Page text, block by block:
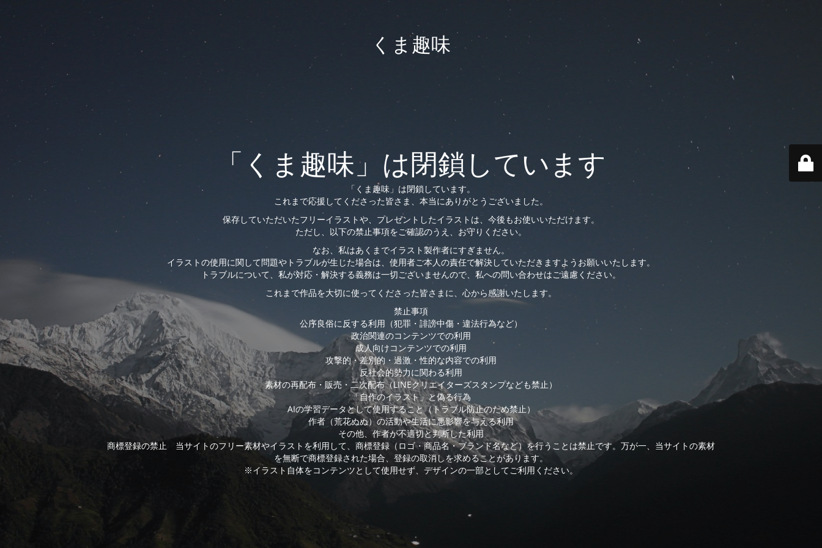
くま趣味
「くま趣味」は閉鎖しています
「くま趣味」は閉鎖しています。
これまで応援してくださった皆さま、本当にありがとうございました。
保存していただいたフリーイラストや、プレゼントしたイラストは、今後もお使いいただけます。
ただし、以下の禁止事項をご確認のうえ、お守りください。
なお、私はあくまでイラスト製作者にすぎません。
イラストの使用に関して問題やトラブルが生じた場合は、使用者ご本人の責任で解決していただきますようお願いいたします。
トラブルについて、私が対応・解決する義務は一切ございませんので、私への問い合わせはご遠慮ください。
これまで作品を大切に使ってくださった皆さまに、心から感謝いたします。
禁止事項
公序良俗に反する利用（犯罪・誹謗中傷・違法行為など）
政治関連のコンテンツでの利用
成人向けコンテンツでの利用
攻撃的・差別的・過激・性的な内容での利用
反社会的勢力に関わる利用
素材の再配布・販売・二次配布（LINEクリエイターズスタンプなども禁止）
「自作のイラスト」と偽る行為
AIの学習データとして使用すること（トラブル防止のため禁止）
作者（荒花ぬぬ）の活動や生活に悪影響を与える利用
その他、作者が不適切と判断した利用
商標登録の禁止 当サイトのフリー素材やイラストを利用して、商標登録（ロゴ・商品名・ブランド名など）を行うことは禁止です。万が一、当サイトの素材
を無断で商標登録された場合、登録の取消しを求めることがあります。
※イラスト自体をコンテンツとして使用せず、デザインの一部としてご利用ください。